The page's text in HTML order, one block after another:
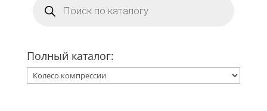
товаров
Полный каталог: